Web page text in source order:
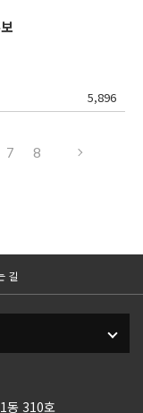
5,896
7 8
길
동 310호